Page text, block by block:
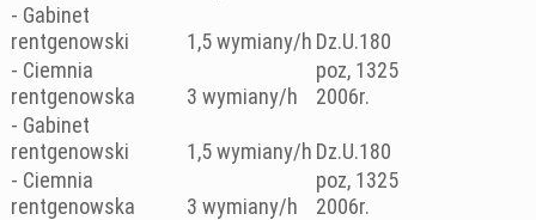
- Gabinet
rentgenowski
1,5 wymiany/h Dz.U.180
- Ciemnia
rentgenowska
3 wymiany/h
poz, 1325
2006r.
- Gabinet
rentgenowski
1,5 wymiany/h Dz.U.180
- Ciemnia
rentgenowska
3 wymiany/h
poz, 1325
2006r.